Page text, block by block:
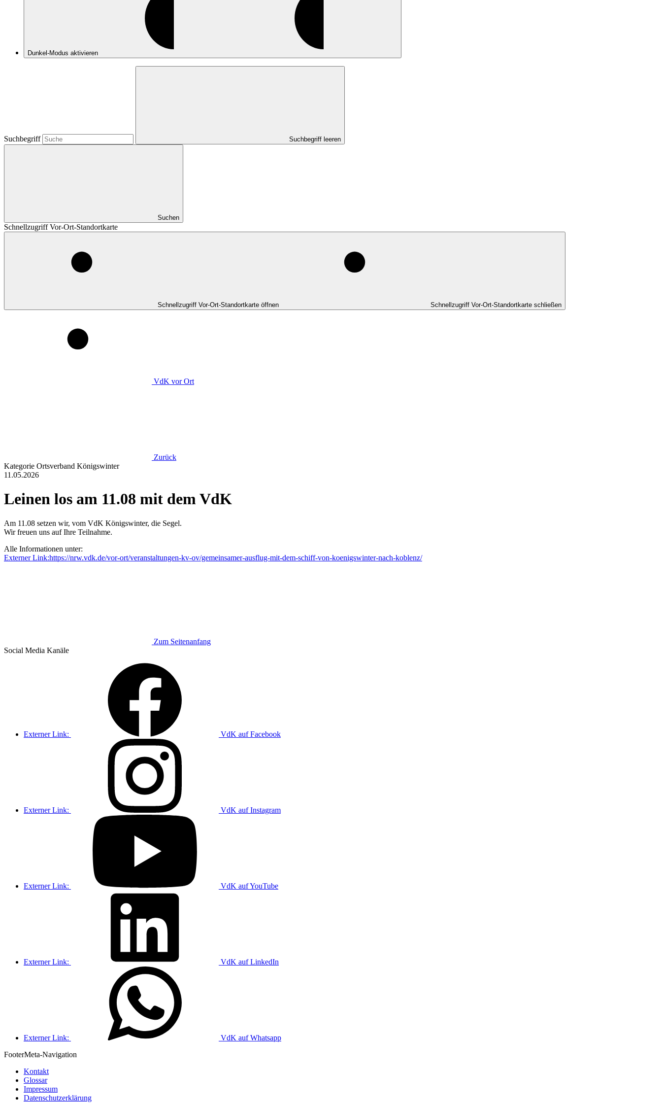
Dunkel-Modus aktivieren
Suchbegriff Suchbegriff leeren
Suchen
Schnellzugriff Vor-Ort-Standortkarte
Schnellzugriff Vor-Ort-Standortkarte öffnen Schnellzugriff Vor-Ort-Standortkarte schließen
VdK vor Ort
Zurück
Kategorie Ortsverband Königswinter
11.05.2026
Leinen los am 11.08 mit dem VdK
Am 11.08 setzen wir, vom VdK Königswinter, die Segel.
Wir freuen uns auf Ihre Teilnahme.
Alle Informationen unter:
Externer Link:https://nrw.vdk.de/vor-ort/veranstaltungen-kv-ov/gemeinsamer-ausflug-mit-dem-schiff-von-koenigswinter-nach-koblenz/
Zum Seitenanfang
Social Media Kanäle
Externer Link: VdK auf Facebook
Externer Link: VdK auf Instagram
Externer Link: VdK auf YouTube
Externer Link: VdK auf LinkedIn
Externer Link:
VdK auf Whatsapp
FooterMeta-Navigation
Kontakt
Glossar
Impressum
Datenschutzerklärung